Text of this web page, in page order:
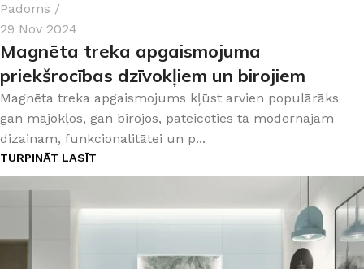
Padoms
29 Nov 2024
Magnēta treka apgaismojuma
priekšrocības dzīvokļiem un birojiem
Magnēta treka apgaismojums kļūst arvien populārāks
gan mājokļos, gan birojos, pateicoties tā modernajam
dizainam, funkcionalitātei un p...
TURPINĀT LASĪT